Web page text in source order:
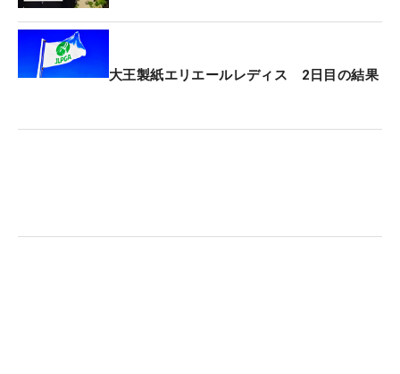
プ・ツアーで史上5人目（当時）のアマチュア優勝
を達成。そして今年、7度目の挑戦でJLPGA最終プ
したいと話す。19日（火）から行われるQTファー
大王製紙エリエールレディス 2日目の結果